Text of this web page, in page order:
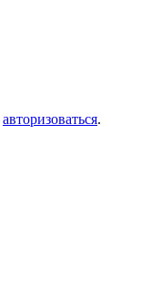
авторизоваться.